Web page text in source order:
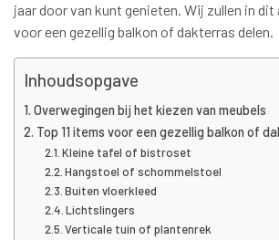
jaar door van kunt genieten. Wij zullen in
voor een gezellig balkon of dakterras delen.
Inhoudsopgave
Overwegingen bij het kiezen van meubels
Top 11 items voor een gezellig balkon of
Kleine tafel of bistroset
Hangstoel of schommelstoel
Buiten vloerkleed
Lichtslingers
Verticale tuin of plantenrek